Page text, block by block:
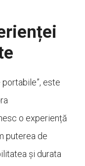
este
o experiență
puterea de
și durata